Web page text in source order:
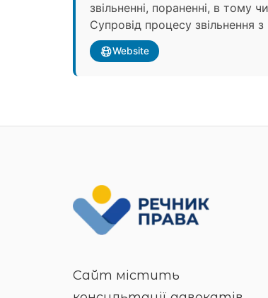
звільненні, пораненні, в тому
Супровід процесу звільнення
Website
Сайт містить